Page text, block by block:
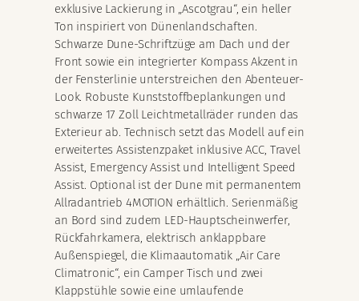
exklusive Lackierung in „Ascotgrau“, ein heller
Ton inspiriert von Dünenlandschaften.
Schwarze Dune-Schriftzüge am Dach und der
Front sowie ein integrierter Kompass Akzent in
der Fensterlinie unterstreichen den Abenteuer-
Look. Robuste Kunststoffbeplankungen und
schwarze 17 Zoll Leichtmetallräder runden das
Exterieur ab. Technisch setzt das Modell auf ein
erweitertes Assistenzpaket inklusive ACC, Travel
Assist, Emergency Assist und Intelligent Speed
Assist. Optional ist der Dune mit permanentem
Allradantrieb 4MOTION erhältlich. Serienmäßig
an Bord sind zudem LED-Hauptscheinwerfer,
Rückfahrkamera, elektrisch anklappbare
Außenspiegel, die Klimaautomatik „Air Care
Climatronic“, ein Camper Tisch und zwei
Klappstühle sowie eine umlaufende